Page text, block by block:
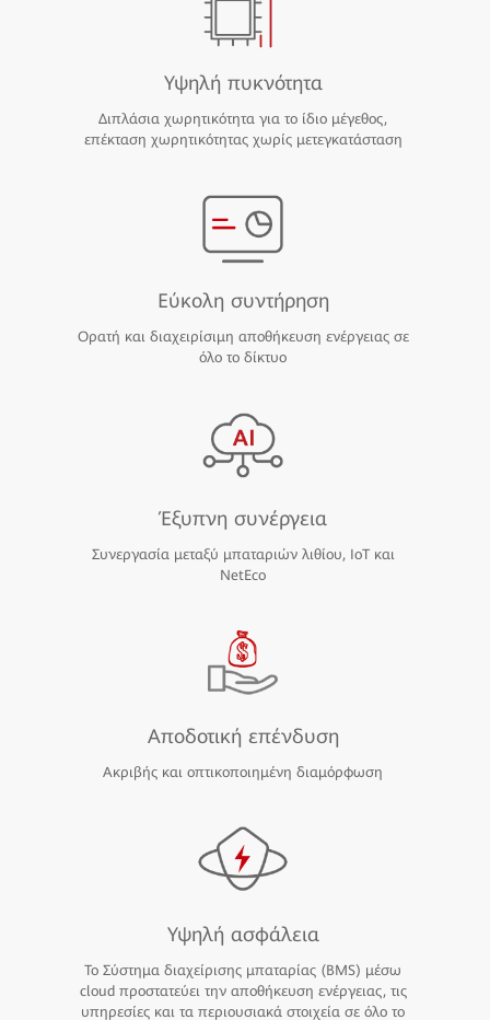
Υψηλή πυκνότητα
Διπλάσια χωρητικότητα για το ίδιο μέγεθος,
επέκταση χωρητικότητας χωρίς μετεγκατάσταση
Εύκολη συντήρηση
Ορατή και διαχειρίσιμη αποθήκευση ενέργειας σε
όλο το δίκτυο
Έξυπνη συνέργεια
Συνεργασία μεταξύ μπαταριών λιθίου, IoT και
NetEco
Αποδοτική επένδυση
Ακριβής και οπτικοποιημένη διαμόρφωση
Υψηλή ασφάλεια
Το Σύστημα διαχείρισης μπαταρίας (BMS) μέσω
cloud προστατεύει την αποθήκευση ενέργειας, τις
υπηρεσίες και τα περιουσιακά στοιχεία σε όλο το